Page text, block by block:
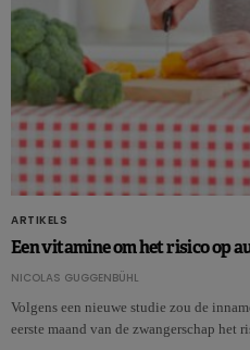
ARTIKELS
Een vitamine om het risico op
NICOLAS GUGGENBÜHL
Volgens een nieuwe studie zou de
eerste maand van de zwangerschap